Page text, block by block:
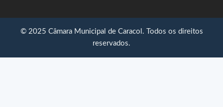
© 2025 Câmara Municipal de Caracol. Todos os direitos
reservados.